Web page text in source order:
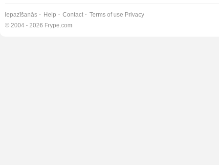
Iepazīšanās Help Contact Terms of use Privacy
© 2004 - 2026 Frype.com